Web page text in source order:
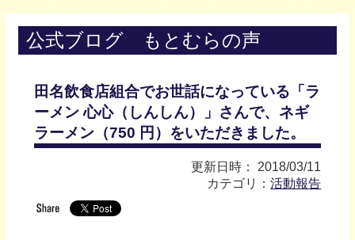
公式ブログ もとむらの声
田名飲食店組合でお世話になっている「ラ
ーメン 心心（しんしん）」さんで、ネギ
ラーメン（750 円）をいただきました。
更新日時： 2018/03/11
カテゴリ：活動報告